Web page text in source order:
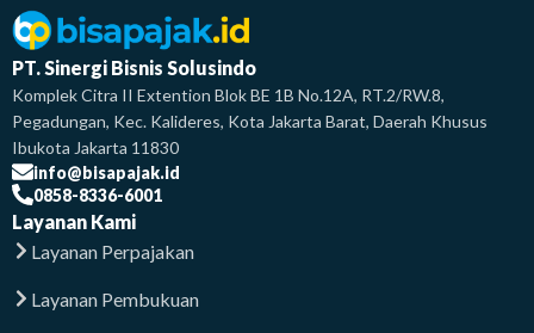
PT. Sinergi Bisnis Solusindo
Komplek Citra II Extention Blok BE 1B No.12A, RT.2/RW.8,
Pegadungan, Kec. Kalideres, Kota Jakarta Barat, Daerah Khusus
Ibukota Jakarta 11830
info@bisapajak.id
0858-8336-6001
Layanan Kami
Layanan Perpajakan
Layanan Pembukuan